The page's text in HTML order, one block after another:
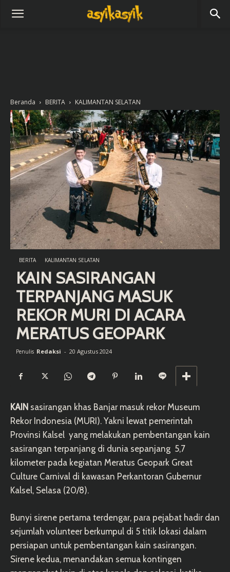
Beranda BERITA KALIMANTAN SELATAN
BERITA KALIMANTAN SELATAN
KAIN SASIRANGAN
TERPANJANG MASUK
REKOR MURI DI ACARA
MERATUS GEOPARK
Penulis Redaksi - 20 Agustus 2024
KAIN sasirangan khas Banjar masuk rekor Museum
Rekor Indonesia (MURI). Yakni lewat pemerintah
Provinsi Kalsel yang melakukan pembentangan kain
sasirangan terpanjang di dunia sepanjang 5,7
kilometer pada kegiatan Meratus Geopark Great
Culture Carnival di kawasan Perkantoran Gubernur
Kalsel, Selasa (20/8).
Bunyi sirene pertama terdengar, para pejabat hadir dan
sejumlah volunteer berkumpul di 5 titik lokasi dalam
persiapan untuk pembentangan kain sasirangan.
Sirene kedua, menandakan semua kontingen